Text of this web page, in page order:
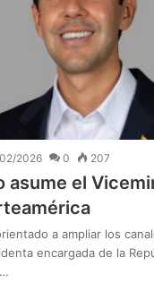
2026 0 207
asume el
a ampliar los
encargada de la